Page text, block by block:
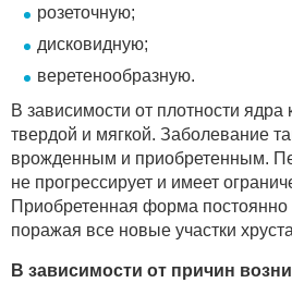
розеточную;
дисковидную;
веретенообразную.
В зависимости от плотности ядра
твердой и мягкой. Заболевание
врожденным и приобретенным.
не прогрессирует и имеет
Приобретенная форма постоянно
поражая все новые участки
В зависимости от причин